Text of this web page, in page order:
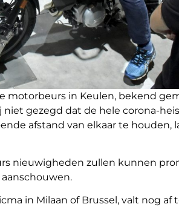
motorbeurs in Keulen, bekend
gezegd dat de hele corona-
afstand van elkaar te houden,
nieuwigheden zullen kunnen
in Milaan of Brussel, valt nog af